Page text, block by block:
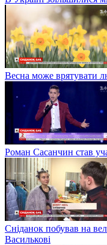
Весна може врятувати
Роман Сасанчин став
Сніданок побував на
Василькові